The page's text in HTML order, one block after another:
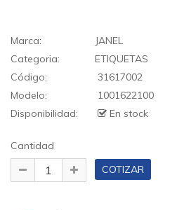
Marca:
JANEL
Categoria:
ETIQUETAS
Código:
31617002
Modelo:
1001622100
Disponibilidad:
En stock
Cantidad